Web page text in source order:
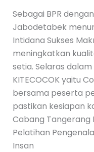
Sebagai BPR
Jabodetabek
Intidana Sukses
meningkatkan
setia. Selaras
KITECOCOK yaitu
bersama peserta
pastikan kesiapan
Cabang Tangerang
Pelatihan
Insan